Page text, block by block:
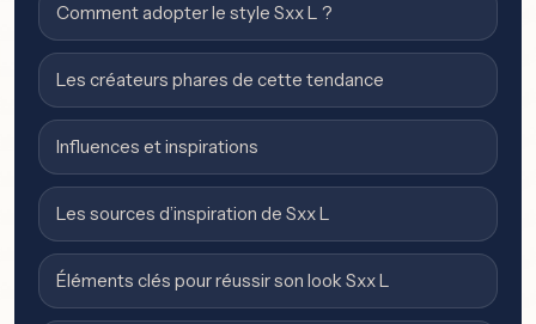
Comment adopter le style Sxx L ?
Les créateurs phares de cette tendance
Influences et inspirations
Les sources d’inspiration de Sxx L
Éléments clés pour réussir son look Sxx L